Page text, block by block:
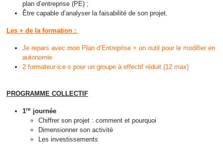
plan d’entreprise (PE) ;
Être capable d’analyser la faisabilité de son projet.
Les + de la formation :
Je repars avec mon Plan d’Entreprise + un outil pour le modifier en
autonomie
2 formateur·ice·s pour un groupe à effectif réduit (12 max)
PROGRAMME COLLECTIF
1rejournée
Chiffrer son projet : comment et pourquoi
Dimensionner son activité
Les investissements